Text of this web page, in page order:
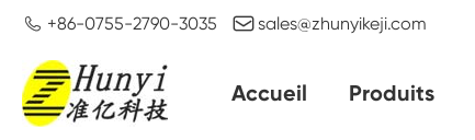
 +86-0755-2790-3035 sales@zhunyikeji.com
Accueil Produits